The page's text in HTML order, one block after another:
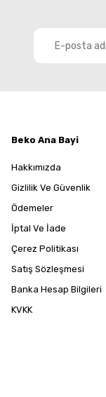
Beko Ana Bayi
Hakkımızda
Gizlilik Ve Güvenlik
Ödemeler
İptal Ve İade
Çerez Politikası
Satış Sözleşmesi
Banka Hesap Bilgileri
KVKK